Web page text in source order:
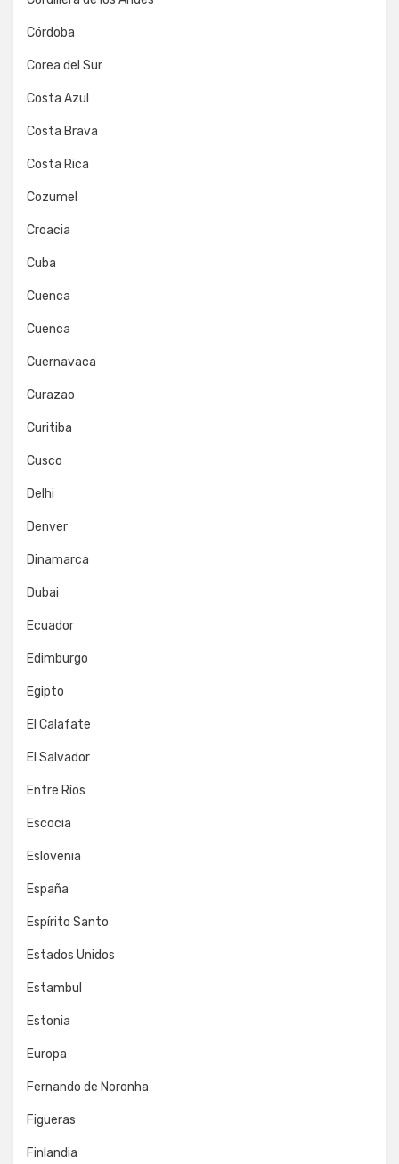
Córdoba
Corea del Sur
Costa Azul
Costa Brava
Costa Rica
Cozumel
Croacia
Cuba
Cuenca
Cuenca
Cuernavaca
Curazao
Curitiba
Cusco
Delhi
Denver
Dinamarca
Dubai
Ecuador
Edimburgo
Egipto
El Calafate
El Salvador
Entre Ríos
Escocia
Eslovenia
España
Espírito Santo
Estados Unidos
Estambul
Estonia
Europa
Fernando de Noronha
Figueras
Finlandia